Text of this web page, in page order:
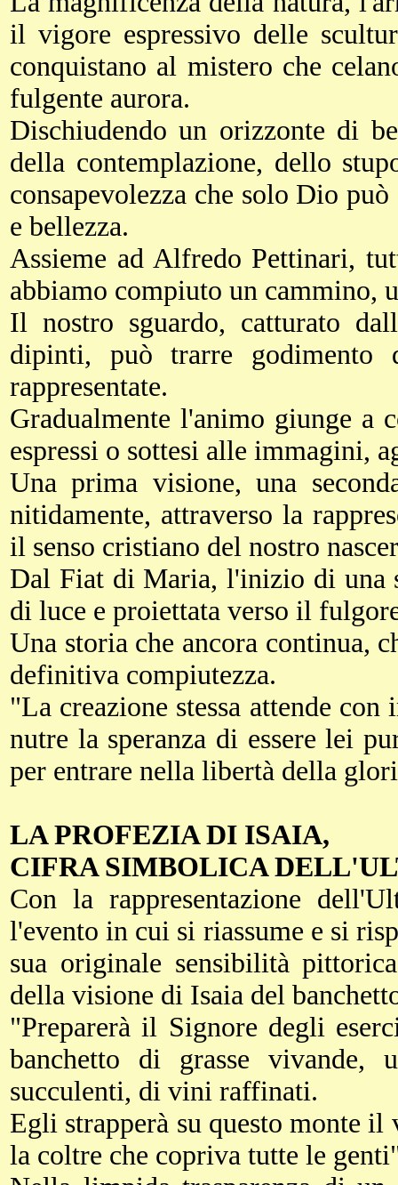
il vigore espressivo delle
conquistano al mistero che
fulgente aurora.
Dischiudendo un orizzonte di
della contemplazione, dello
consapevolezza che solo Dio
e bellezza.
Assieme ad Alfredo Pettinari,
abbiamo compiuto un cammino,
Il nostro sguardo, catturato
dipinti, può trarre godimento
rappresentate.
Gradualmente l'animo giunge a
espressi o sottesi alle immagini,
Una prima visione, una
nitidamente, attraverso la
il senso cristiano del nostro
Dal Fiat di Maria, l'inizio di una
di luce e proiettata verso il
Una storia che ancora continua,
definitiva compiutezza.
"La creazione stessa attende
nutre la speranza di essere lei
per entrare nella libertà della
LA PROFEZIA DI ISAIA,
CIFRA SIMBOLICA
Con la rappresentazione
l'evento in cui si riassume e si
sua originale sensibilità
della visione di Isaia del
"Preparerà il Signore degli
banchetto di grasse
succulenti, di vini raffinati.
Egli strapperà su questo monte
la coltre che copriva tutte le